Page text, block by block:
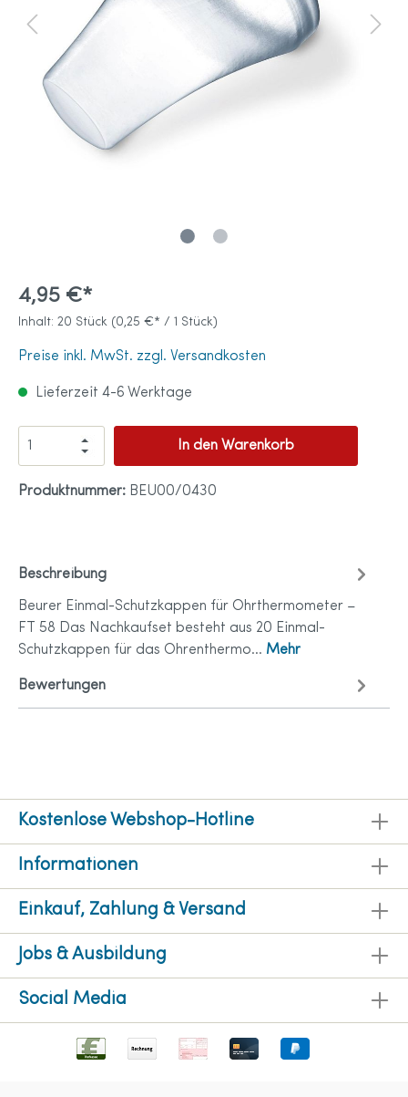
4,95 €*
Inhalt: 20 Stück (0,25 €* / 1 Stück)
Preise inkl. MwSt. zzgl. Versandkosten
Lieferzeit 4-6 Werktage
In den Warenkorb
Produktnummer: BEU00/0430
Beschreibung
Beurer Einmal-Schutzkappen für Ohrthermometer –
FT 58 Das Nachkaufset besteht aus 20 Einmal-
Schutzkappen für das Ohrenthermo… Mehr
Bewertungen
Kostenlose Webshop-Hotline
Informationen
Einkauf, Zahlung & Versand
Jobs & Ausbildung
Social Media